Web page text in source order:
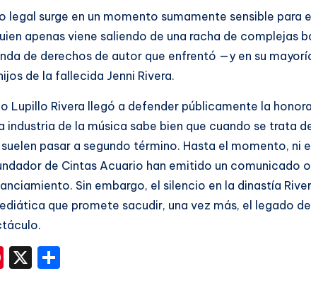
legal surge en un momento sumamente sensible para
apenas viene saliendo de una racha de complejas
de derechos de autor que enfrentó —y en su
de la fallecida Jenni Rivera.
Lupillo Rivera llegó a defender públicamente la
industria de la música sabe bien que cuando se trata
pasar a segundo término. Hasta el momento, ni
de Cintas Acuario han emitido un comunicado
Sin embargo, el silencio en la dinastía
que promete sacudir, una vez más, el legado
Pi X